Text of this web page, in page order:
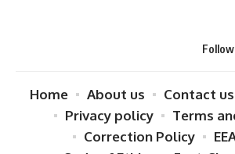
Follow
Home About us Contact us
Privacy policy
Terms
Correction Policy